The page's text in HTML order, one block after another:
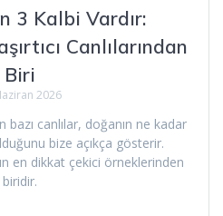
3 Kalbi Vardır:
Canlılarından
Biri
2026
bazı canlılar, doğanın ne kadar
bize açıkça gösterir.
en dikkat çekici örneklerinden
biridir.